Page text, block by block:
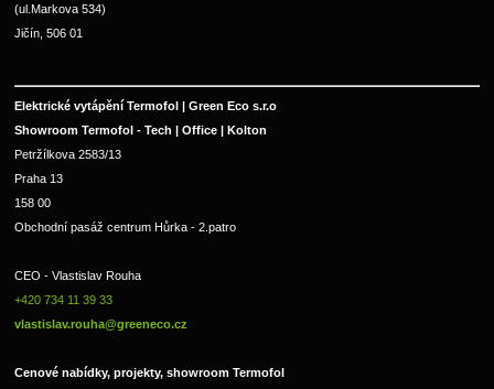
(ul.Markova 534)
Jičín, 506 01
Elektrické vytápění Termofol | Green Eco s.r.o
Showroom Termofol - Tech | Office | Kolton
Petržílkova 2583/13
Praha 13
158 00
Obchodní pasáž centrum Hůrka - 2.patro
CEO - Vlastislav Rouha
+420 734 11 39 33
vlastislav.rouha@greeneco.cz
Cenové nabídky, projekty, showroom Termofol